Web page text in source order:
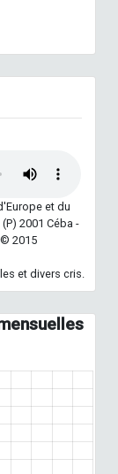
et du
2001 Céba -
2015
et divers cris.